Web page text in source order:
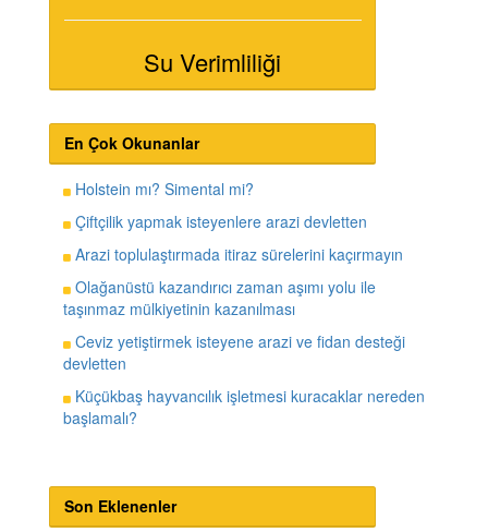
Su Verimliliği
En Çok Okunanlar
Holstein mı? Simental mi?
Çiftçilik yapmak isteyenlere arazi devletten
Arazi toplulaştırmada itiraz sürelerini kaçırmayın
Olağanüstü kazandırıcı zaman aşımı yolu ile
taşınmaz mülkiyetinin kazanılması
Ceviz yetiştirmek isteyene arazi ve fidan desteği
devletten
Küçükbaş hayvancılık işletmesi kuracaklar nereden
başlamalı?
Son Eklenenler